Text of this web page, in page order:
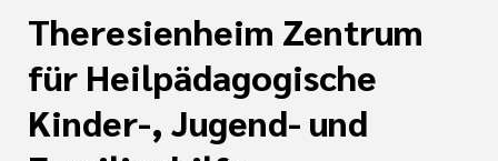
Theresienheim Zentrum
für Heilpädagogische
Kinder-, Jugend- und